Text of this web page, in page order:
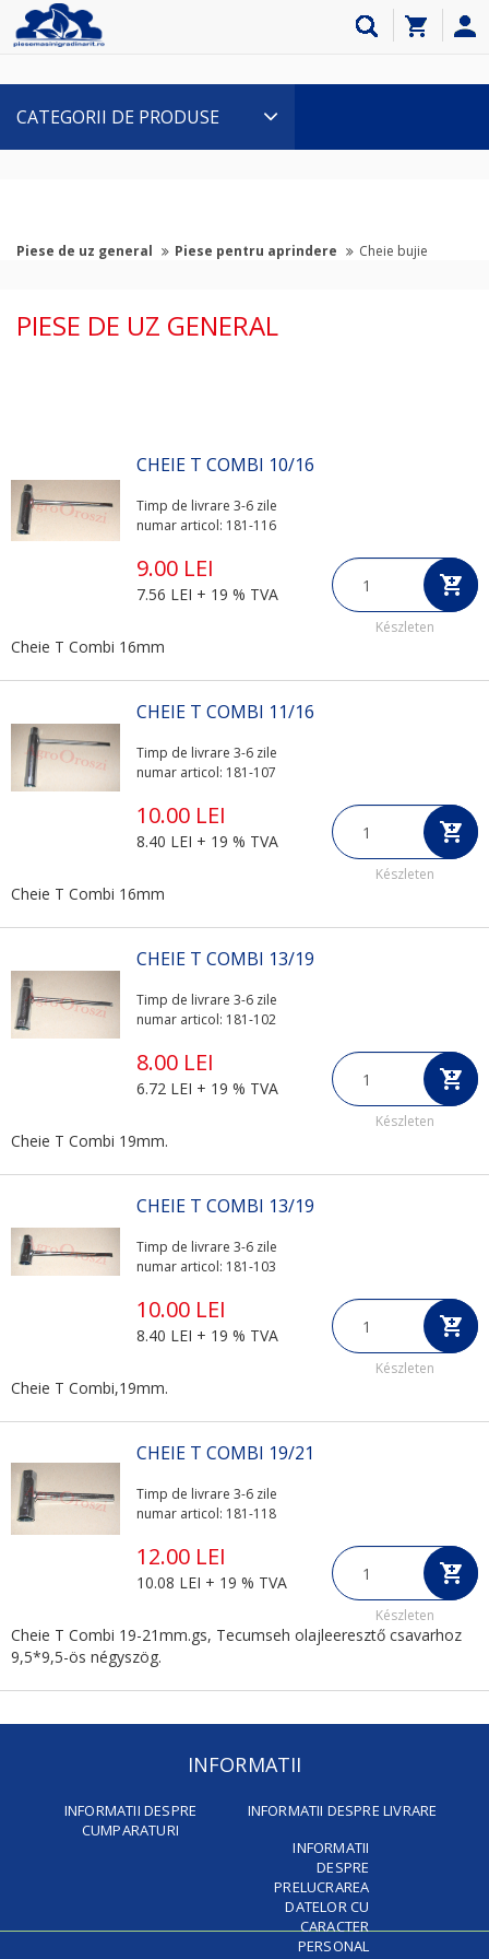
CATEGORII DE PRODUSE
Piese de uz general Piese pentru aprindere Cheie bujie
PIESE DE UZ GENERAL
CHEIE T COMBI 10/16
Timp de livrare 3-6 zile
numar articol: 181-116
9.00 LEI
7.56 LEI + 19 % TVA
Készleten
Cheie T Combi 16mm
CHEIE T COMBI 11/16
Timp de livrare 3-6 zile
numar articol: 181-107
10.00 LEI
8.40 LEI + 19 % TVA
Készleten
Cheie T Combi 16mm
CHEIE T COMBI 13/19
Timp de livrare 3-6 zile
numar articol: 181-102
8.00 LEI
6.72 LEI + 19 % TVA
Készleten
Cheie T Combi 19mm.
CHEIE T COMBI 13/19
Timp de livrare 3-6 zile
numar articol: 181-103
10.00 LEI
8.40 LEI + 19 % TVA
Készleten
Cheie T Combi,19mm.
CHEIE T COMBI 19/21
Timp de livrare 3-6 zile
numar articol: 181-118
12.00 LEI
10.08 LEI + 19 % TVA
Készleten
Cheie T Combi 19-21mm.gs, Tecumseh olajleeresztő csavarhoz
9,5*9,5-ös négyszög.
INFORMATII
INFORMATII DESPRE
CUMPARATURI
INFORMATII DESPRE LIVRARE
INFORMATII
DESPRE
PRELUCRAREA
DATELOR CU
CARACTER
PERSONAL